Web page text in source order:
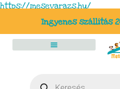
https://mesevarazs.hu/
Ingyenes szállítás